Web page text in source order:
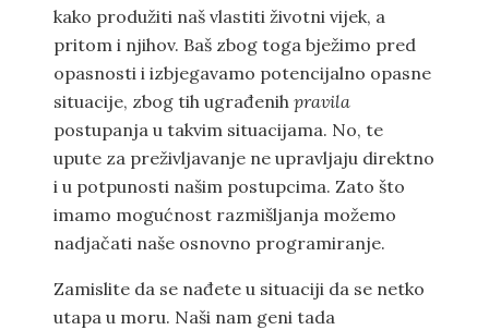
kako produžiti naš vlastiti životni vijek, a
pritom i njihov. Baš zbog toga bježimo pred
opasnosti i izbjegavamo potencijalno opasne
situacije, zbog tih ugrađenihpravila
postupanja u takvim situacijama. No, te
upute za preživljavanje ne upravljaju direktno
i u potpunosti našim postupcima. Zato što
imamo mogućnost razmišljanja možemo
nadjačati naše osnovno programiranje.
Zamislite da se nađete u situaciji da se netko
utapa u moru. Naši nam geni tada